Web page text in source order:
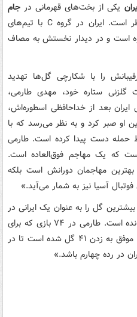
یکی از بخت‌های قهرمانی در جام
به میزبانی قطر است. ایران در گروه C با تیم‌های
است و در دیدار نخستش به مصاف
رقیبانش را با شکارچی گل‌ها تهدید
ستاره خود، مهدی طارمی،
بعد از خداحافظی اسطوره‌اش،
او صبر کرد و به نظر می‌رسد که با
دست پیدا کرده است. طارمی
که یک مهاجم فوق‌العاده است.
بهترین مهاجمان دورانش است بلکه
آسیا نیز به شمار می‌آید.»
بیشترین گل را به عنوان یک ایرانی در
تاریخ لیگ قهرمانان اروپا به ثمر رسانده است. طارمی در ۷۴ بازی که برای
تیم ملی فوتبال ایران به میدان رفته، موفق به زدن ۴۱ گل شده است تا در
در رده چهارم باشد.»